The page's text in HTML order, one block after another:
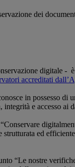
dei
digitale -
accreditati
in possesso
integrità e accesso ai
ed
“Le nostre